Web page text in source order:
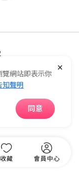
Reserved.
收藏 會員中心
×
覽網站即表示你
知聲明
同意